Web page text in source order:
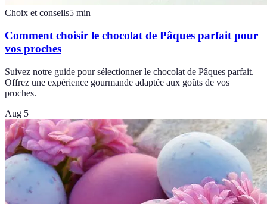
Choix et conseils5 min
Comment choisir le chocolat de Pâques parfait pour
vos proches
Suivez notre guide pour sélectionner le chocolat de Pâques parfait.
Offrez une expérience gourmande adaptée aux goûts de vos
proches.
Aug 5